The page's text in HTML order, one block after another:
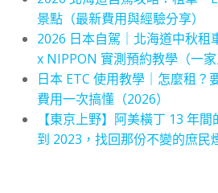
景點（最新費用與經驗分享）
2026 日本自駕｜北海道中秋租
x NIPPON 實測預約教學（一家
日本 ETC 使用教學｜怎麼租？
費用一次搞懂（2026）
【東京上野】阿美橫丁 13 年
到 2023，找回那份不變的庶民